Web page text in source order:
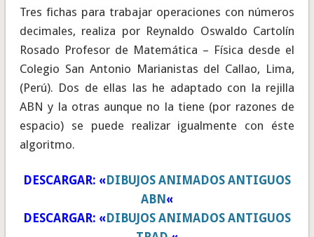
Tres fichas para trabajar operaciones con números
decimales, realiza por Reynaldo Oswaldo Cartolín
Rosado Profesor de Matemática – Física desde el
Colegio San Antonio Marianistas del Callao, Lima,
(Perú). Dos de ellas las he adaptado con la rejilla
ABN y la otras aunque no la tiene (por razones de
espacio) se puede realizar igualmente con éste
algoritmo.
DESCARGAR: « DIBUJOS ANIMADOS ANTIGUOS
ABN «
DESCARGAR: « DIBUJOS ANIMADOS ANTIGUOS